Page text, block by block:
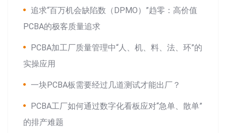
追求“百万机会缺陷数（DPMO）”趋零：高价值
PCBA的极客质量追求
PCBA加工厂质量管理中“人、机、料、法、环”的
实操应用
一块PCBA板需要经过几道测试才能出厂？
PCBA工厂如何通过数字化看板应对“急单、散单”
的排产难题